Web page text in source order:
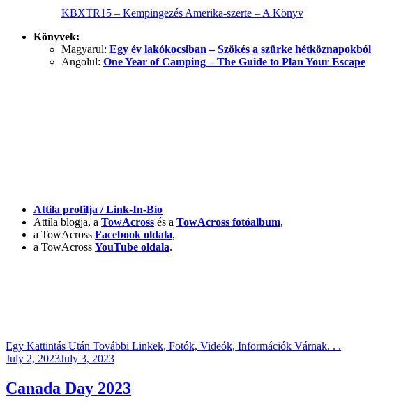
KBXTR15 – Kempingezés Amerika-szerte – A Könyv
Könyvek:
Magyarul: Egy év lakókocsiban – Szökés a szürke hétköznapokból
Angolul: One Year of Camping – The Guide to Plan Your Escape
Attila profilja / Link-In-Bio
Attila blogja, a TowAcross és a TowAcross fotóalbum,
a TowAcross Facebook oldala,
a TowAcross YouTube oldala.
Egy Kattintás Után További Linkek, Fotók, Videók, Információk Várnak. . .
Posted
July 2, 2023July 3, 2023
Canada Day 2023